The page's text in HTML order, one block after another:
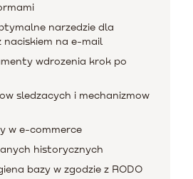
narzedzie dla
na e-mail
wdrozenia krok po
sledzacych i mechanizmow
w e-commerce
historycznych
bazy w zgodzie z RODO